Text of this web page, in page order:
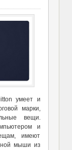
умеет и
марки,
вещи.
и
имеют
мыши из